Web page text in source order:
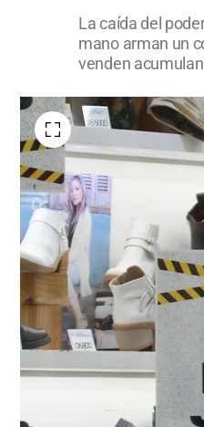
La caída del
mano arman un
venden